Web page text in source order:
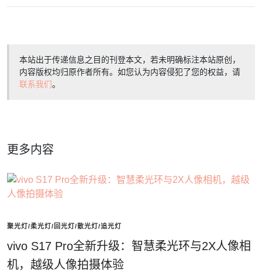
本站出于传递信息之目的刊登本文，若未明确标注本站原创，
内容版权均归原作者所有。如您认为内容侵犯了您的权益，请
联系我们。
更多内容
聚光灯/柔光灯/回光灯/散光灯/追光灯
vivo S17 Pro全新升级：智慧柔光环与2X人像相
机，越级人像拍摄体验